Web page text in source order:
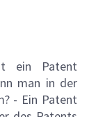
ein Patent
man in der
- Ein Patent